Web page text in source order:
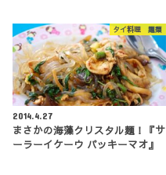
タイ料理 麺類
2014.4.27
まさかの海藻クリスタル麺！『サ
ーラーイケーウ パッキーマオ』